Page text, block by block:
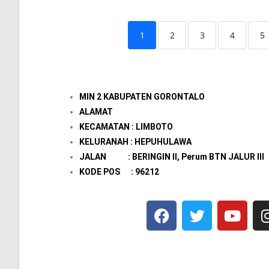
1 2 3 4 5
MIN 2 KABUPATEN GORONTALO
ALAMAT
KECAMATAN : LIMBOTO
KELURANAH : HEPUHULAWA
JALAN : BERINGIN II, Perum BTN JALUR III
KODE POS : 96212